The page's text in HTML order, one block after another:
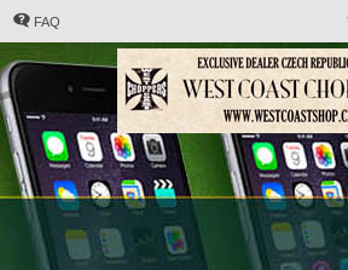
FAQ